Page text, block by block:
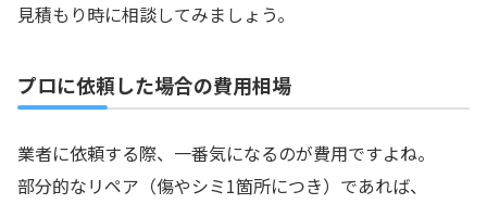
見積もり時に相談してみましょう。
プロに依頼した場合の費用相場
業者に依頼する際、一番気になるのが費用ですよね。
部分的なリペア（傷やシミ1箇所につき）であれば、